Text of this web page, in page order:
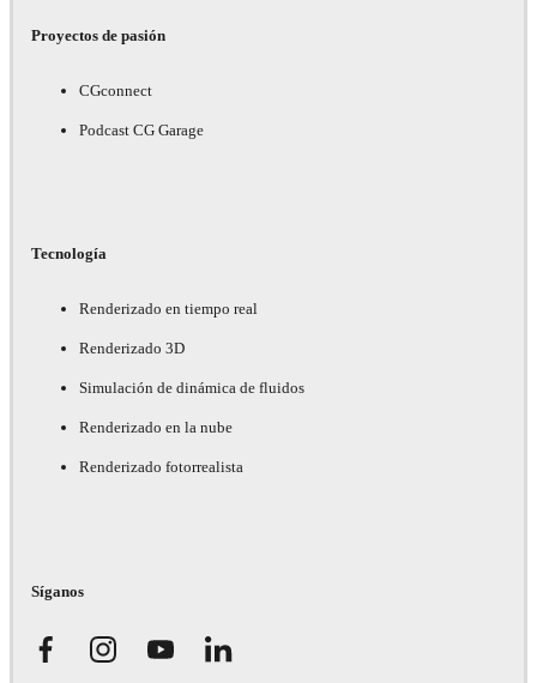
Proyectos de pasión
CGconnect
Podcast CG Garage
Tecnología
Renderizado en tiempo real
Renderizado 3D
Simulación de dinámica de fluidos
Renderizado en la nube
Renderizado fotorrealista
Síganos